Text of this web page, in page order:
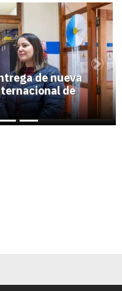
de nueva
de
Next